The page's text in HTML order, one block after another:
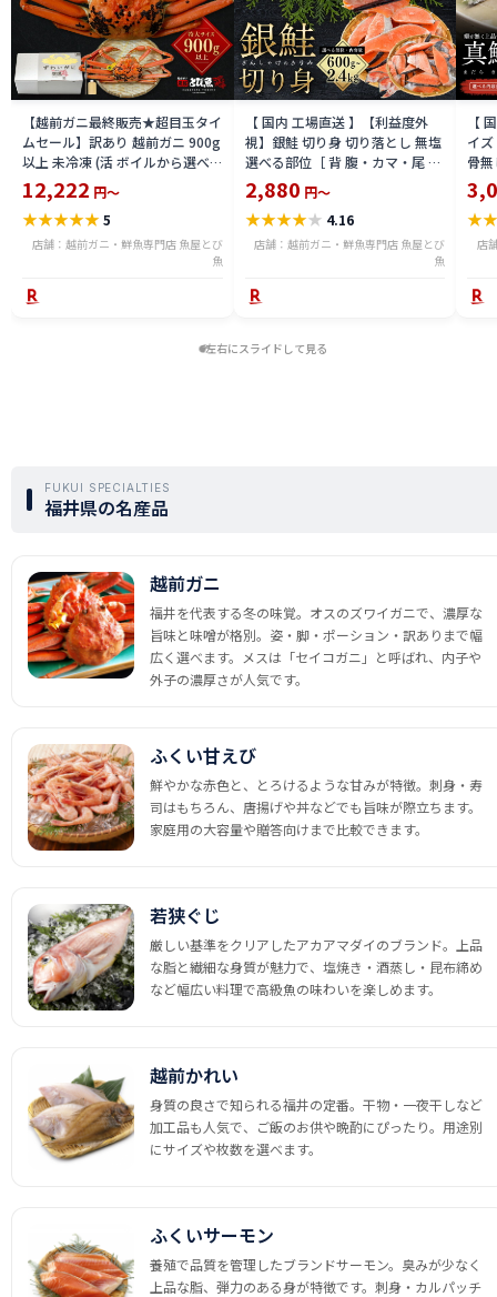
【越前ガニ最終販売★超目玉タイ
ムセール】訳あり 越前ガニ 900g
以上 未冷凍 (活 ボイルから選べ
る) 福井県産 国産 産地直送 脚折
れ 訳ありカニ 越前がに ズワイガ
ニ 越前 かに 送料無料 etz-900w
12,222 円～
★★★★★5
店舗：越前ガニ・鮮魚専門店 魚屋とび
魚
【 国内 工場直送 】【利益度外
視】銀鮭 切り身 切り落とし 無塩
選べる部位［ 背 腹・カマ・尾 ］
600g〜2.4kg 骨取り・骨無し 骨
あり 切り落とし 骨取り・骨無し
切身 ses2301-12ka
2,880 円～
★★★★★ 4.16
店舗：越前ガニ・鮮魚専門店 魚屋とび
魚
【
イ
骨
(真
ライ
★
店
左右にスライドして見る
FUKUI SPECIALTIES
福井県の名産品
越前ガニ
福井を代表する冬の味覚。オスのズワイガニで、濃厚な
旨味と味噌が格別。姿・脚・ポーション・訳ありまで幅
広く選べます。メスは「セイコガニ」と呼ばれ、内子や
外子の濃厚さが人気です。
ふくい甘えび
鮮やかな赤色と、とろけるような甘みが特徴。刺身・寿
司はもちろん、唐揚げや丼などでも旨味が際立ちます。
家庭用の大容量や贈答向けまで比較できます。
若狭ぐじ
厳しい基準をクリアしたアカアマダイのブランド。上品
な脂と繊細な身質が魅力で、塩焼き・酒蒸し・昆布締め
など幅広い料理で高級魚の味わいを楽しめます。
越前かれい
身質の良さで知られる福井の定番。干物・一夜干しなど
加工品も人気で、ご飯のお供や晩酌にぴったり。用途別
にサイズや枚数を選べます。
ふくいサーモン
養殖で品質を管理したブランドサーモン。臭みが少なく
上品な脂、弾力のある身が特徴です。刺身・カルパッチ